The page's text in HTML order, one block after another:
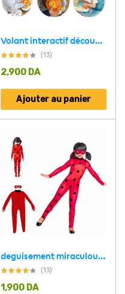
Volant interactif découverte à partir de 18 mois avec sons et lumières
(13)
2,900 DA
Ajouter au panier
deguisement miraculous ladybug pour fillet 5 – 8 ans
(13)
1,900 DA